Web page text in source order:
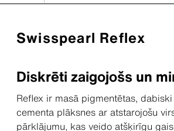
Swisspearl Reflex
Diskrēti zaigojošs un
Reflex ir masā pigmentētas,
cementa plāksnes ar atstarojošu
pārklājumu, kas veido atšķirīgu